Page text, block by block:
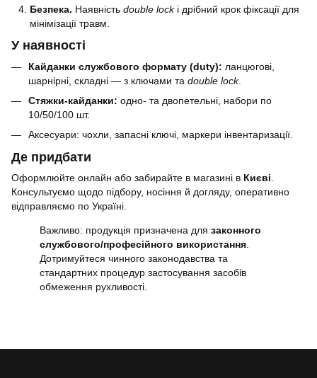
Безпека. Наявність double lockі дрібний крок фіксації для
мінімізації травм.
У наявності
Кайданки службового формату (duty): ланцюгові,
шарнірні, складні — з ключами та double lock.
Стяжки-кайданки: одно- та двопетельні, набори по
10/50/100 шт.
Аксесуари: чохли, запасні ключі, маркери інвентаризації.
Де придбати
Оформлюйте онлайн або забирайте в магазині в Києві
Консультуємо щодо підбору, носіння й догляду, оперативно
відправляємо по Україні.
Важливо: продукція призначена для законного
службового/професійного використання
Дотримуйтеся чинного законодавства та
стандартних процедур застосування засобів
обмеження рухливості.